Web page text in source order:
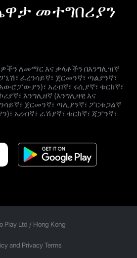
መተግበሪያን
ለመማር እና ቃላቶችን በእንግሊዝኛ
ፈረንሳይኛ፣ ጀርመንኛ፣ ጣልያንኛ፣
አረብኛ፣ ሩሲያኛ፣ ቱርክኛ፣
እንግሊዘኛ (እንግሊዛዊ እና
ጀርመንኛ፣ ጣሊያንኛ፣ ፖርቱጋልኛ
አረብኛ፣ ራሽያኛ፣ ቱርክኛ፣ ጃፓንኛ፣
Play Ltd / Hong Kong
and Privacy Terms